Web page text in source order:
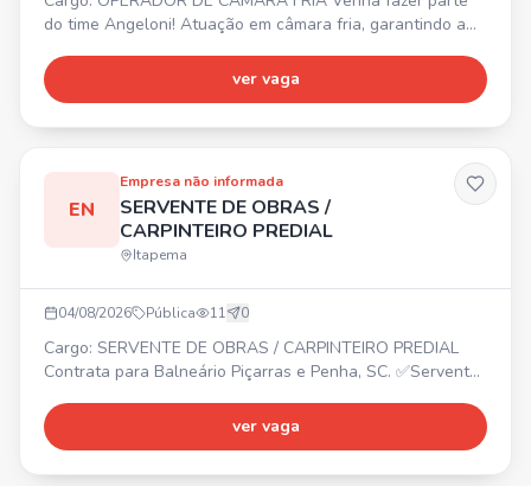
do time Angeloni! Atuação em câmara fria, garantindo a
mercadorias. Controle de validade, qualidade e
conservação dos itens. Organização e limpeza do
ver vaga
EN
Empresa não informada
SERVENTE DE OBRAS /
CARPINTEIRO PREDIAL
Itapema
04/08/2026 Pública 11 0
Cargo: SERVENTE DE OBRAS / CARPINTEIRO PREDIAL
Contrata para Balneário Piçarras e Penha, SC. ✅Servente
ver vaga